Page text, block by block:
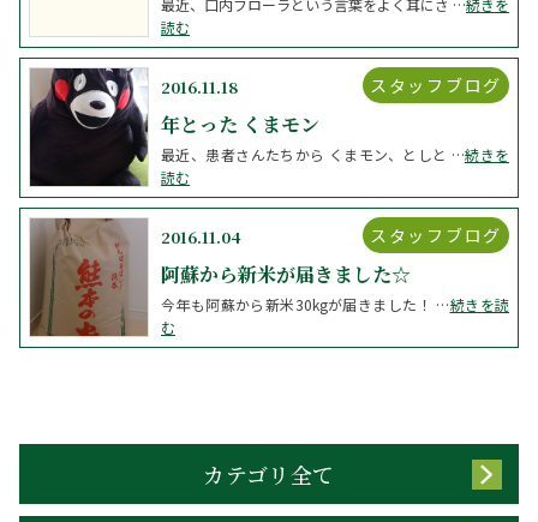
最近、口内フローラという言葉をよく耳にさ …続きを
読む
2016.11.18
年とった くまモン
最近、患者さんたちから くまモン、としと …続きを
読む
スタッフブログ
2016.11.04
阿蘇から新米が届きました☆
今年も阿蘇から新米30kgが届きました！ …続きを読
む
スタッフブログ
カテゴリ全て